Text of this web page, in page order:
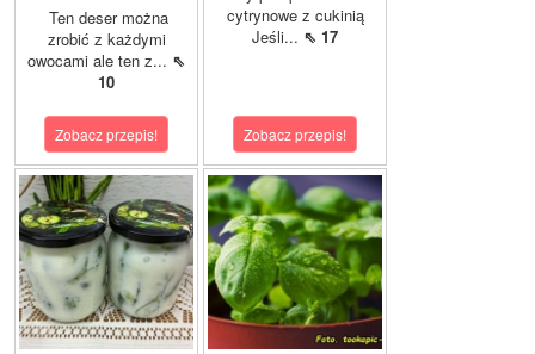
Ten deser można
zrobić z każdymi
owocami ale ten z... ⇖
10
Zobacz przepis!
cytrynowe z cukinią
Jeśli... ⇖ 17
Zobacz przepis!